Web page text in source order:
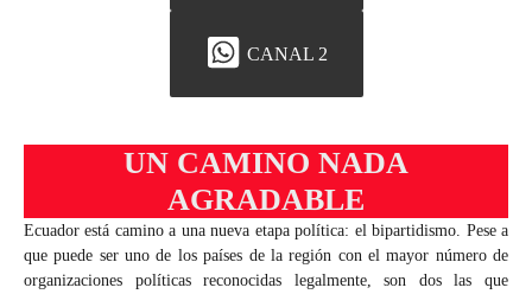
CANAL 2
UN CAMINO NADA
AGRADABLE
Ecuador está camino a una nueva etapa política: el bipartidismo. Pese a
que puede ser uno de los países de la región con el mayor número de
organizaciones políticas reconocidas legalmente, son dos las que